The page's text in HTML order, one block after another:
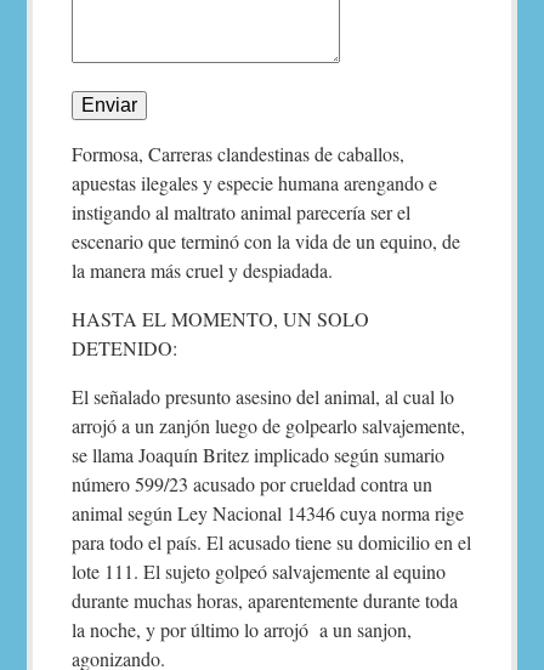
Enviar
Formosa, Carreras clandestinas de caballos,
apuestas ilegales y especie humana arengando e
instigando al maltrato animal parecería ser el
escenario que terminó con la vida de un equino, de
la manera más cruel y despiadada.
HASTA EL MOMENTO, UN SOLO
DETENIDO:
El señalado presunto asesino del animal, al cual lo
arrojó a un zanjón luego de golpearlo salvajemente,
se llama Joaquín Britez implicado según sumario
número 599/23 acusado por crueldad contra un
animal según Ley Nacional 14346 cuya norma rige
para todo el país. El acusado tiene su domicilio en el
lote 111. El sujeto golpeó salvajemente al equino
durante muchas horas, aparentemente durante toda
la noche, y por último lo arrojó a un sanjon,
agonizando.